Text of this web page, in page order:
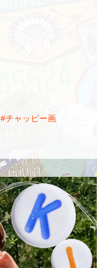
#チャッピー画